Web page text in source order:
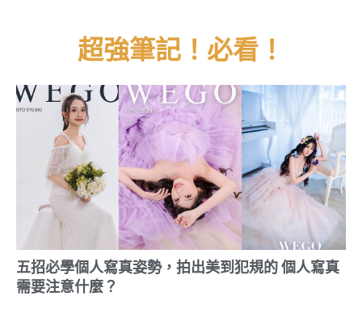
超強筆記！必看！
五招必學個人寫真姿勢，拍出美到犯規的 個人寫真
需要注意什麼？